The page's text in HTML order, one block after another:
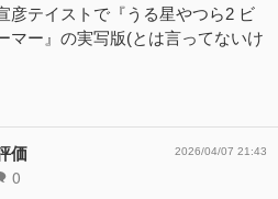
彦テイストで『うる星やつら2 ビ
マー』の実写版(とは言ってないけ
価
0
2026/04/07 21:43